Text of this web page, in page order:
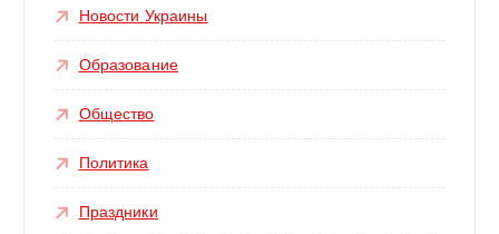
Новости Украины
Образование
Общество
Политика
Праздники